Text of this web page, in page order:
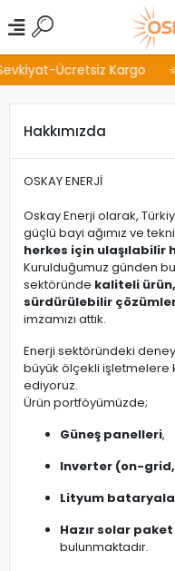
Ücretsiz Kargo
Hakkımızda
OSKAY ENERJİ
Oskay Enerji olarak,
güçlü bayi ağımız ve
herkes için ulaşılabilir
Kurulduğumuz günden
sektöründe kaliteli
sürdürülebilir
imzamızı attık.
Enerji sektöründeki
büyük ölçekli
ediyoruz.
Ürün portföyümüzde;
Güneş panelleri,
Inverter (on-
Lityum
Hazır solar
bulunmaktadır.